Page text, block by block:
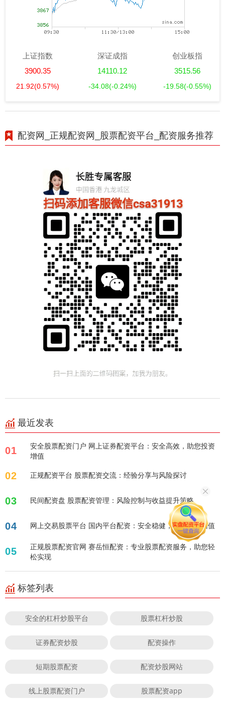
上证指数
3900.35
21.92(0.57%)
深证成指
14110.12
-34.08(-0.24%)
创业板指
3515.56
-19.58(-0.55%)
配资网_正规配资网_股票配资平台_配资服务推荐
最近发表
01
安全股票配资门户 网上证券配资平台：安全高效，助您投资
增值
02 正规配资平台 股票配资交流：经验分享与风险探讨
03 民间配资盘 股票配资管理：风险控制与收益提升策略
04 网上交易股票平台 国内平台配资：安全稳健，助您财富增值
05
正规股票配资官网 赛岳恒配资：专业股票配资服务，助您轻
松实现
标签列表
安全的杠杆炒股平台 股票杠杆炒股
证券配资炒股 配资操作
短期股票配资 配资炒股网站
线上股票配资门户 股票配资app